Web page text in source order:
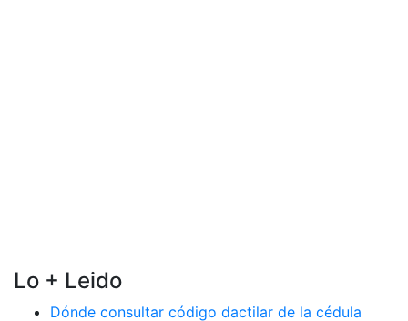
Lo + Leido
Dónde consultar código dactilar de la cédula